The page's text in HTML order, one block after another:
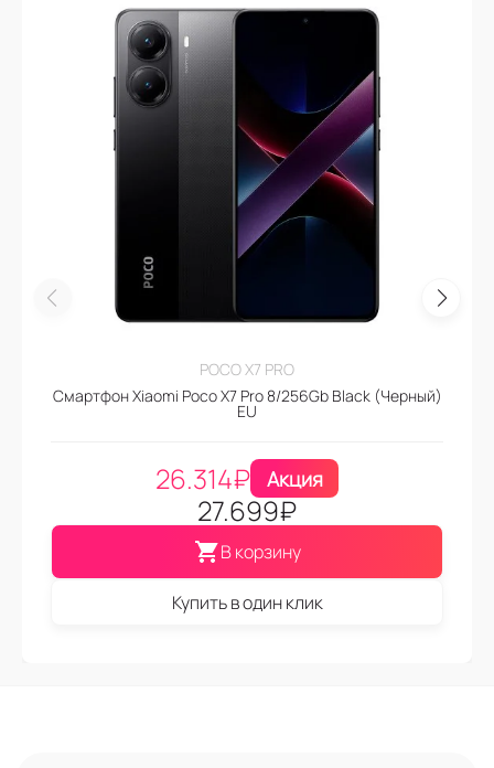
POCO X7 PRO
Смартфон Xiaomi Poco X7 Pro 8/256Gb Black (Черный)
EU
26.314₽ Акция
27.699₽
В корзину
Купить в один клик